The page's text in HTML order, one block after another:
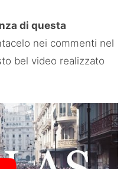
di questa
nei commenti nel
bel video realizzato